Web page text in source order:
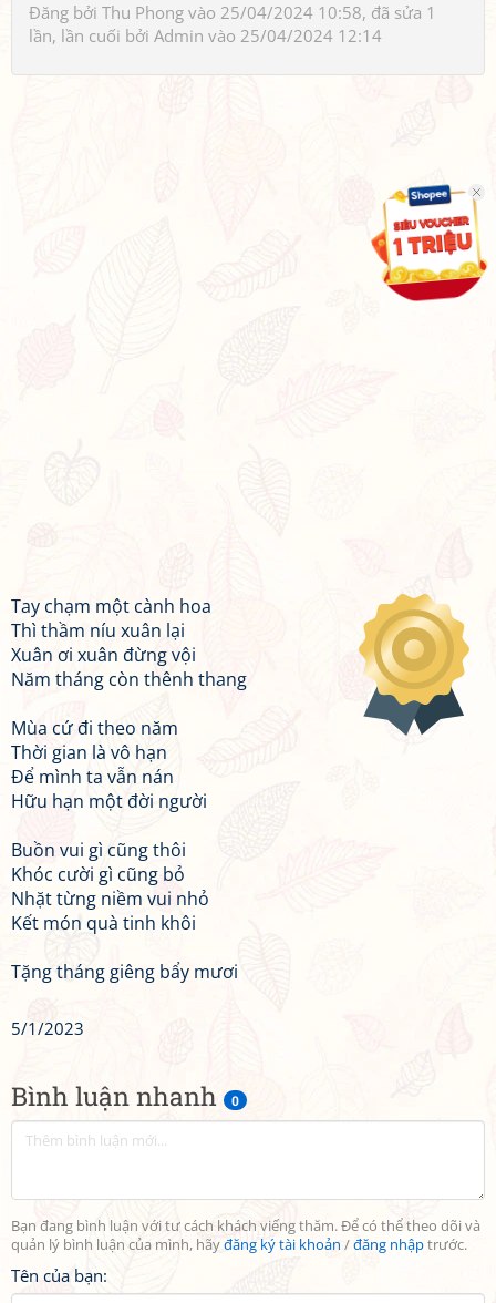
Bình luận nhanh 0
Bạn đang bình luận với tư cách khách viếng thăm. Để có thể theo dõi và
quản lý bình luận của mình, hãyđăng ký tài khoản /đăng nhậptrước.
Tên của bạn:
Đăng bởi Thu Phong vào 25/04/2024 10:58, đã sửa 1
lần, lần cuối bởi Admin vào 25/04/2024 12:14
Tay chạm một cành hoa
Thì thầm níu xuân lại
Xuân ơi xuân đừng vội
Năm tháng còn thênh thang
Mùa cứ đi theo năm
Thời gian là vô hạn
Để mình ta vẫn nán
Hữu hạn một đời người
Buồn vui gì cũng thôi
Khóc cười gì cũng bỏ
Nhặt từng niềm vui nhỏ
Kết món quà tinh khôi
Tặng tháng giêng bẩy mươi
5/1/2023